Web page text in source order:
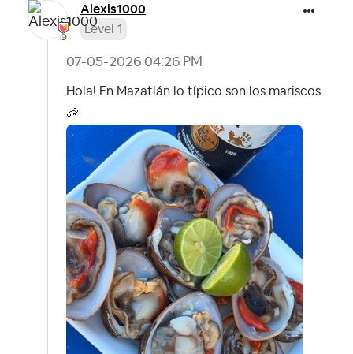
Alexis1000
Level 1
‎07-05-2026 04:26 PM
Hola! En Mazatlán lo típico son los mariscos
🦐